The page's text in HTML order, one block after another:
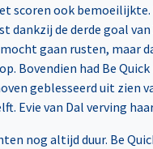
scoren ook bemoeilijkte.
dankzij de derde goal van
gaan rusten, maar
Bovendien had Be
geblesseerd uit zien
Evie van Dal verving
nog altijd duur. Be